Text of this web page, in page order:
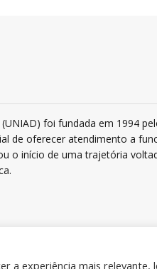
foi fundada em 1994
de oferecer atendimento a
o início de uma trajetória
a experiência mais